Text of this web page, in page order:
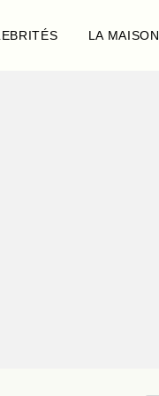
LA MAISON